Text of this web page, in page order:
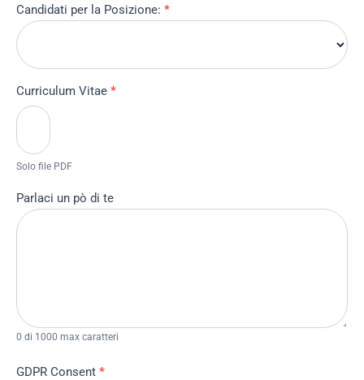
Candidati per la Posizione: *
Curriculum Vitae *
Solo file PDF
Parlaci un pò di te
0 di 1000 max caratteri
GDPR Consent *